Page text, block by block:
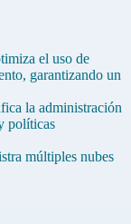
el uso de
garantizando un
la administración
políticas
múltiples nubes